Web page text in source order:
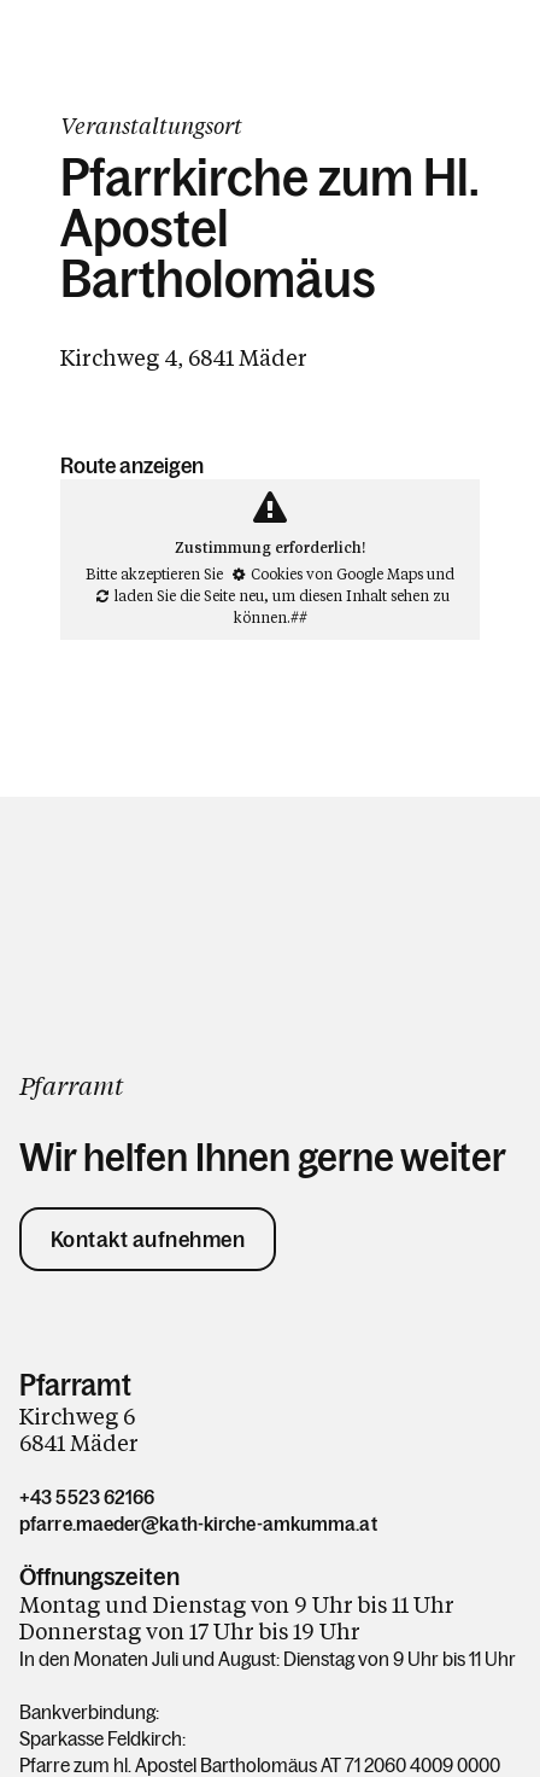
Veranstaltungsort
Pfarrkirche zum Hl.
Apostel
Bartholomäus
Kirchweg 4, 6841 Mäder
Route anzeigen
Zustimmung erforderlich!
Bitte akzeptieren Sie
Cookies von Google Mapsund
laden Sie die Seite neu, um diesen Inhalt sehen zu
können.##
Pfarramt
Wir helfen Ihnen gerne weiter
Kontakt aufnehmen
Pfarramt
Kirchweg 6
6841 Mäder
+43 5523 62166
pfarre.maeder@kath-kirche-amkumma.at
Öffnungszeiten
Montag und Dienstag von 9 Uhr bis 11 Uhr
Donnerstag von 17 Uhr bis 19 Uhr
In den Monaten Juli und August: Dienstag von 9 Uhr bis 11 Uhr
Bankverbindung:
Sparkasse Feldkirch:
Pfarre zum hl. Apostel Bartholomäus AT 71 2060 4009 0000